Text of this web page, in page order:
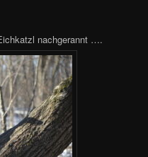
nachgerannt ….